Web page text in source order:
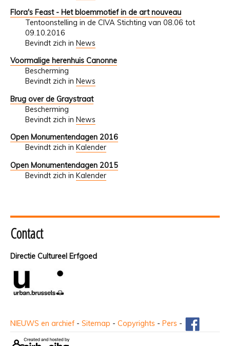
Flora's Feast - Het bloemmotief in de art nouveau
Tentoonstelling in de CIVA Stichting van 08.06 tot
09.10.2016
Bevindt zich in News
Voormalige herenhuis Canonne
Bescherming
Bevindt zich in News
Brug over de Graystraat
Bescherming
Bevindt zich in News
Open Monumentendagen 2016
Bevindt zich in Kalender
Open Monumentendagen 2015
Bevindt zich in Kalender
Contact
Directie Cultureel Erfgoed
NIEUWS en archief - Sitemap - Copyrights - Pers -